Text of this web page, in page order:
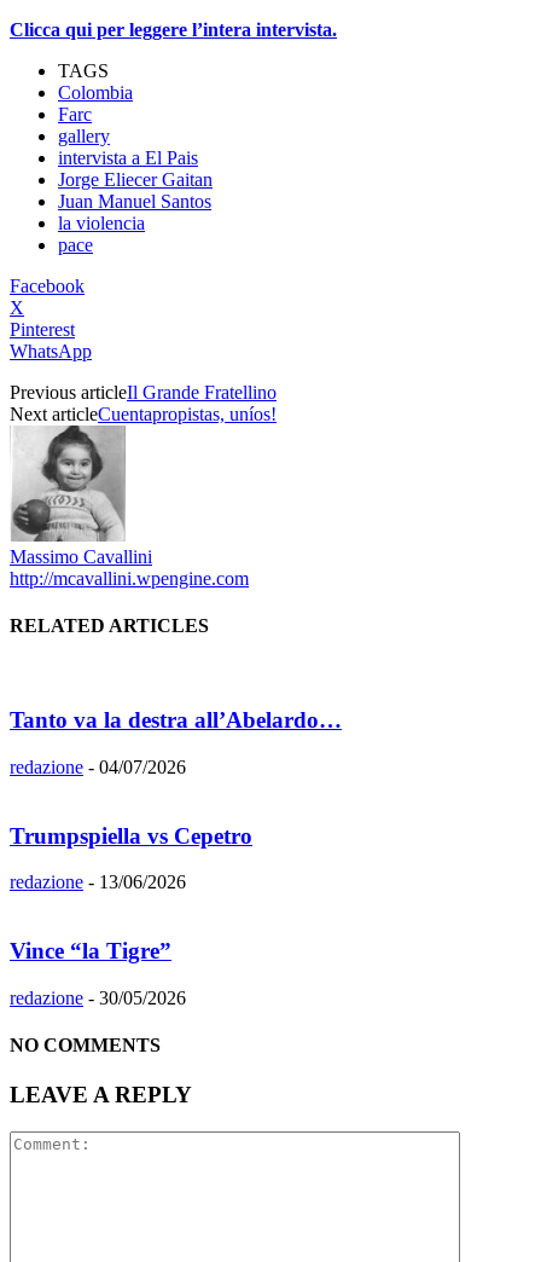
Clicca qui per leggere l’intera intervista.
TAGS
Colombia
Farc
gallery
intervista a El Pais
Jorge Eliecer Gaitan
Juan Manuel Santos
la violencia
pace
Facebook
X
Pinterest
WhatsApp
Previous articleIl Grande Fratellino
Next articleCuentapropistas, uníos!
Massimo Cavallini
http://mcavallini.wpengine.com
RELATED ARTICLES
Tanto va la destra all’Abelardo…
redazione - 04/07/2026
Trumpspiella vs Cepetro
redazione - 13/06/2026
Vince “la Tigre”
redazione - 30/05/2026
NO COMMENTS
LEAVE A REPLY